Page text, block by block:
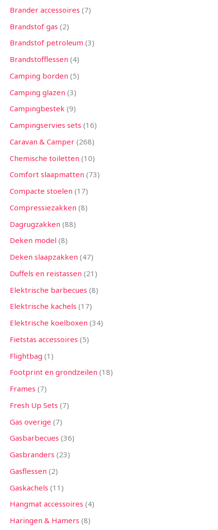
Brander accessoires 7
Brandstof gas 2
Brandstof petroleum 3
Brandstofflessen 4
Camping borden 5
Camping glazen 3
Campingbestek 9
Campingservies sets 16
Caravan & Camper 268
Chemische toiletten 10
Comfort slaapmatten 73
Compacte stoelen 17
Compressiezakken 8
Dagrugzakken 88
Deken model 8
Deken slaapzakken 47
Duffels en reistassen 21
Elektrische barbecues 8
Elektrische kachels 17
Elektrische koelboxen 34
Fietstas accessoires 5
Flightbag 1
Footprint en grondzeilen 18
Frames 7
Fresh Up Sets 7
Gas overige 7
Gasbarbecues 36
Gasbranders 23
Gasflessen 2
Gaskachels 11
Hangmat accessoires 4
Haringen & Hamers 8